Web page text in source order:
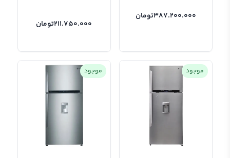
387.200.000تومان
211.750.000تومان
موجود موجود